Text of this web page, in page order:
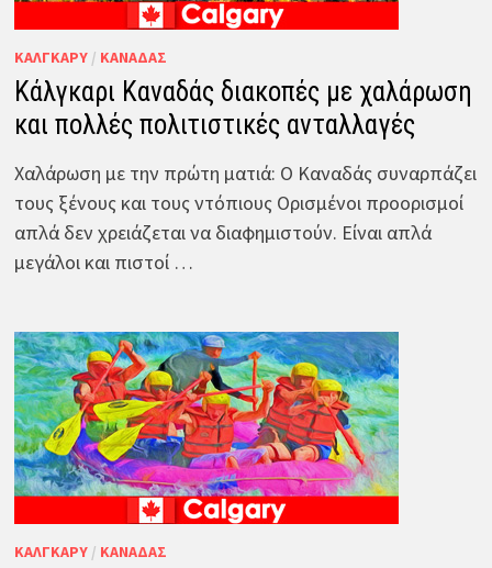
ΚΆΛΓΚΑΡΥ/ ΚΑΝΑΔΆΣ
Κάλγκαρι Καναδάς διακοπές με χαλάρωση
και πολλές πολιτιστικές ανταλλαγές
Χαλάρωση με την πρώτη ματιά: Ο Καναδάς συναρπάζει
τους ξένους και τους ντόπιους Ορισμένοι προορισμοί
απλά δεν χρειάζεται να διαφημιστούν. Είναι απλά
μεγάλοι και πιστοί …
ΚΆΛΓΚΑΡΥ/ ΚΑΝΑΔΆΣ